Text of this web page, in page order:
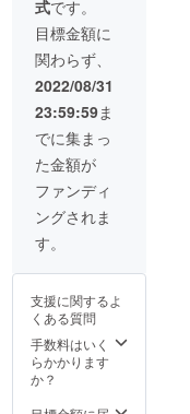
定：
「2022/
10月～
11月
末」) ク
ラウド
ファン
ディン
グ終了
後、お
申し込
み順に
発送い
発送は
ポスト
投函と
なりま
す。 ※
仕様、
ろ、支
援者様
限定
20%OF
Fの
\10.480-
（消費
税込）
にて承
りま
す。 ■
プロ
ジェク
１か月
月半(お
届け予
定：
「2022/
10月～
式です。
目標金額に
関わらず、
2022/08/31
23:59:59ま
でに集まっ
た金額が
ファンディ
ングされま
す。
支援に関するよ
くある質問
手数料はいく
らかかります
か？